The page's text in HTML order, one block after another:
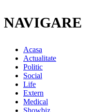
NAVIGARE
Acasa
Actualitate
Politic
Social
Life
Extern
Medical
Showbiz